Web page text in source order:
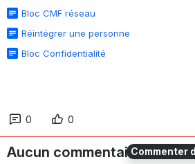
Commenter
Bloc CMF réseau
Réintégrer une personne
Bloc Confidentialité
0 0
Aucun commentaire